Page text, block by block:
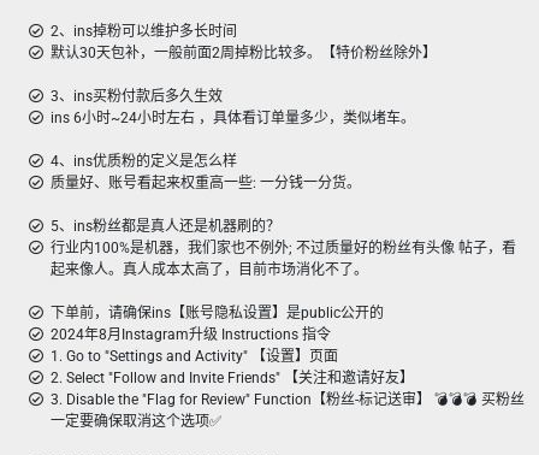
2、ins掉粉可以维护多长时间
默认30天包补，一般前面2周掉粉比较多。【特价粉丝除外】
3、ins买粉付款后多久生效
ins 6小时~24小时左右 ，具体看订单量多少，类似堵车。
4、ins优质粉的定义是怎么样
质量好、账号看起来权重高一些: 一分钱一分货。
5、ins粉丝都是真人还是机器刷的？
行业内100%是机器，我们家也不例外; 不过质量好的粉丝有头像 帖子，看
起来像人。真人成本太高了，目前市场消化不了。
下单前，请确保ins【账号隐私设置】是public公开的
2024年8月Instagram升级 Instructions 指令
1. Go to "Settings and Activity" 【设置】页面
2. Select "Follow and Invite Friends" 【关注和邀请好友】
3. Disable the "Flag for Review" Function【粉丝-标记送审】 💣︎💣︎💣︎ 买粉丝
一定要确保取消这个选项✅